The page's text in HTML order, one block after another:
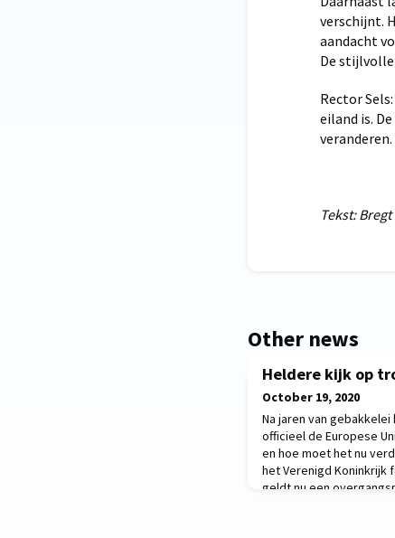
verschijnt.
aandacht
De
Rector
eiland is.
Tekst:
Other news
Heldere kijk op
October 19, 2020
Na jaren van
officieel de Europese
en hoe moet het nu
het Verenigd Koninkrijk
geldt nu een